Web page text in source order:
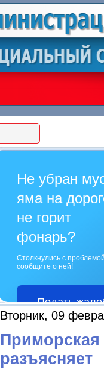
Не убран
яма на
не горит
фонарь?
Столкнулись с
сообщите о ней!
Подать
Вторник, 09
Приморская
разъясняет